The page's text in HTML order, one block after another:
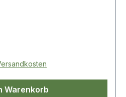
Warenkorb